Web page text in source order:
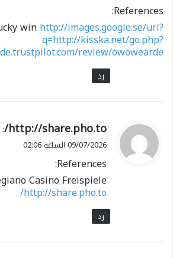
References:
winhttp://images.google.se/url?
q=http://kisska.net/go.php?
review/owowear.de
رد
ي
ق
ل
http://share.pho.to/
:
09/07/2026 الساعة 02:06
References:
Casino Freispiele
http://share.pho.to/
رد